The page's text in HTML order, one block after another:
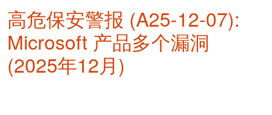
高危保安警报 (A25-12-07):
Microsoft 产品多个漏洞
(2025年12月)